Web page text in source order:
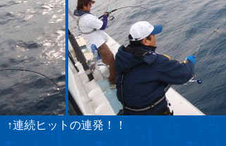
↑連続ヒットの連発！！